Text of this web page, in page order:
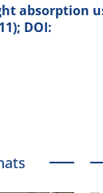
absorption
DOI: